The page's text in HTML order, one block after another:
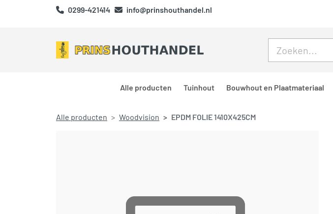
0299-421414 info@prinshouthandel.nl
Alle producten Tuinhout Bouwhout en Plaatmateriaal
Alle producten Woodvision EPDM FOLIE 1410X425CM